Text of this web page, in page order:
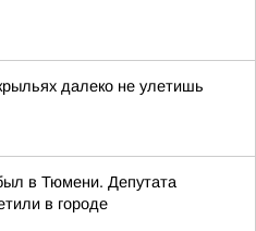
далеко не улетишь
в Тюмени. Депутата
в городе